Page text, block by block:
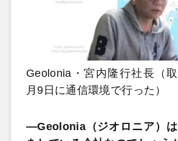
Geolonia・宮内隆行社長（
月9日に通信環境で行った）
―Geolonia（ジオロニア）